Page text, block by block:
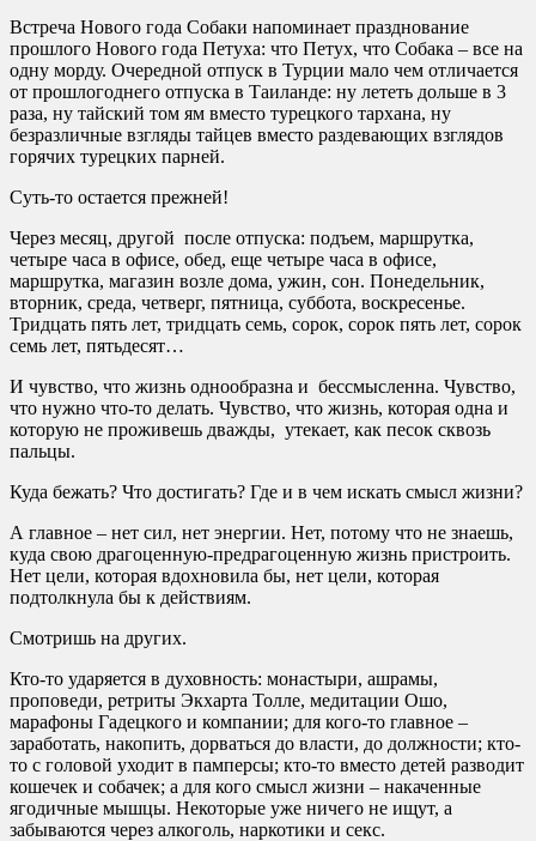
Встреча Нового года Собаки напоминает празднование
прошлого Нового года Петуха: что Петух, что Собака – все на
одну морду. Очередной отпуск в Турции мало чем отличается
от прошлогоднего отпуска в Таиланде: ну лететь дольше в 3
раза, ну тайский том ям вместо турецкого тархана, ну
безразличные взгляды тайцев вместо раздевающих взглядов
горячих турецких парней.
Суть-то остается прежней!
Через месяц, другой после отпуска: подъем, маршрутка,
четыре часа в офисе, обед, еще четыре часа в офисе,
маршрутка, магазин возле дома, ужин, сон. Понедельник,
вторник, среда, четверг, пятница, суббота, воскресенье.
Тридцать пять лет, тридцать семь, сорок, сорок пять лет, сорок
семь лет, пятьдесят…
И чувство, что жизнь однообразна и бессмысленна. Чувство,
что нужно что-то делать. Чувство, что жизнь, которая одна и
которую не проживешь дважды, утекает, как песок сквозь
пальцы.
Куда бежать? Что достигать? Где и в чем искать смысл жизни?
А главное – нет сил, нет энергии. Нет, потому что не знаешь,
куда свою драгоценную-предрагоценную жизнь пристроить.
Нет цели, которая вдохновила бы, нет цели, которая
подтолкнула бы к действиям.
Смотришь на других.
Кто-то ударяется в духовность: монастыри, ашрамы,
проповеди, ретриты Экхарта Толле, медитации Ошо,
марафоны Гадецкого и компании; для кого-то главное –
заработать, накопить, дорваться до власти, до должности; кто-
то с головой уходит в памперсы; кто-то вместо детей разводит
кошечек и собачек; а для кого смысл жизни – накаченные
ягодичные мышцы. Некоторые уже ничего не ищут, а
забываются через алкоголь, наркотики и секс.